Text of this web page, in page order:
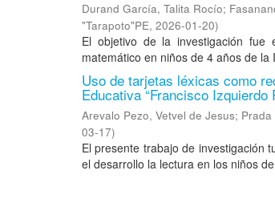
Durand García, Talita Rocío;
"Tarapoto"PE, 2026-01-20)
El objetivo de la investigación fue
matemático en niños de 4 años de
Uso de tarjetas léxicas como
Educativa “Francisco Izquierdo
Arevalo Pezo, Vetvel de Jesus; Prada
03-17)
El presente trabajo de investigación
el desarrollo la lectura en los niños